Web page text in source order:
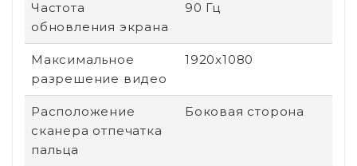
Частота
обновления экрана
90 Гц
Максимальное
разрешение видео
1920x1080
Расположение
сканера отпечатка
пальца
Боковая сторона